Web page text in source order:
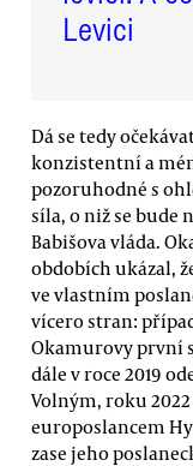
Levici
Dá se tedy
konzistentní a
pozoruhodné s
síla, o niž se bude
Babišova vláda.
obdobích ukázal,
ve vlastním
vícero stran:
Okamurovy první
dále v roce 2019
Volným, roku 2022
europoslancem
zase jeho